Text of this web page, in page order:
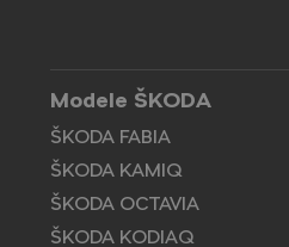
Modele ŠKODA
ŠKODA FABIA
ŠKODA KAMIQ
ŠKODA OCTAVIA
ŠKODA KODIAQ